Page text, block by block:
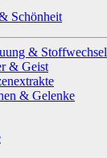
Schönheit
& Stoffwechsel
& Geist
& Gelenke